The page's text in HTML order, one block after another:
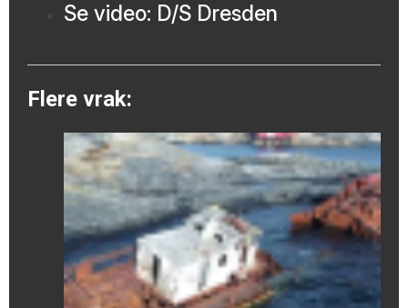
Se video: D/S Dresden
Flere vrak: